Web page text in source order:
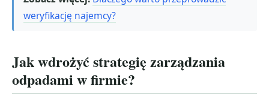
weryfikację najemcy?
Jak wdrożyć strategię zarządzania
odpadami w firmie?